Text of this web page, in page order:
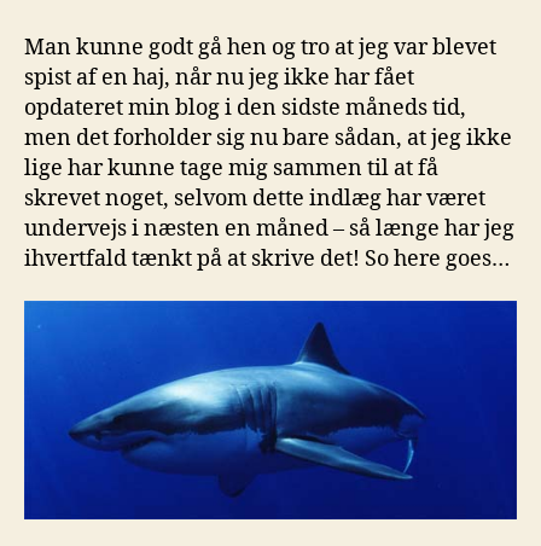
Man kunne godt gå hen og tro at jeg var blevet
spist af en haj, når nu jeg ikke har fået
opdateret min blog i den sidste måneds tid,
men det forholder sig nu bare sådan, at jeg ikke
lige har kunne tage mig sammen til at få
skrevet noget, selvom dette indlæg har været
undervejs i næsten en måned – så længe har jeg
ihvertfald tænkt på at skrive det! So here goes…